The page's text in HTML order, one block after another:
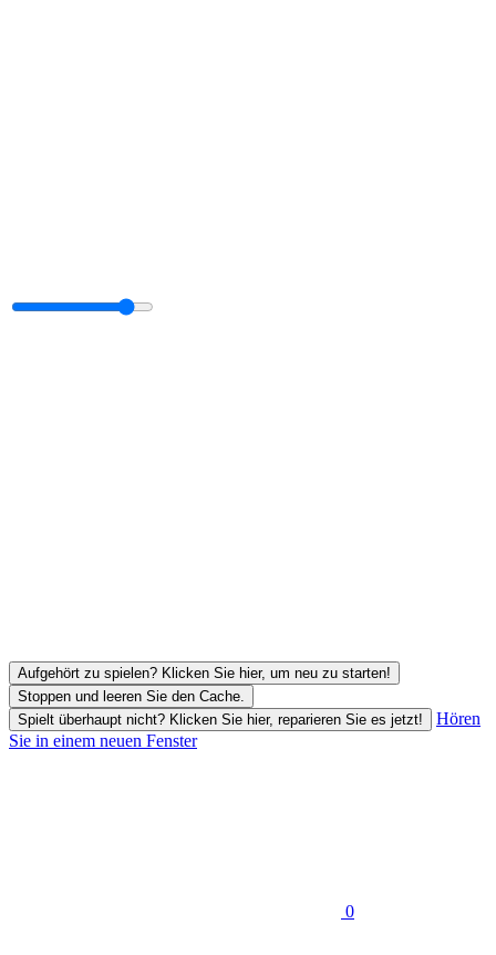
Aufgehört zu spielen? Klicken Sie hier, um neu zu starten!
Stoppen und leeren Sie den Cache.
Spielt überhaupt nicht? Klicken Sie hier, reparieren Sie es jetzt!
Hören
Sie in einem neuen Fenster
0